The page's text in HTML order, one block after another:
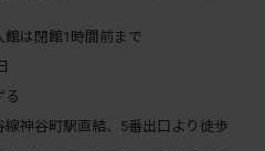
は閉館1時間前まで
る
線神谷町駅直結、5番出口より徒歩